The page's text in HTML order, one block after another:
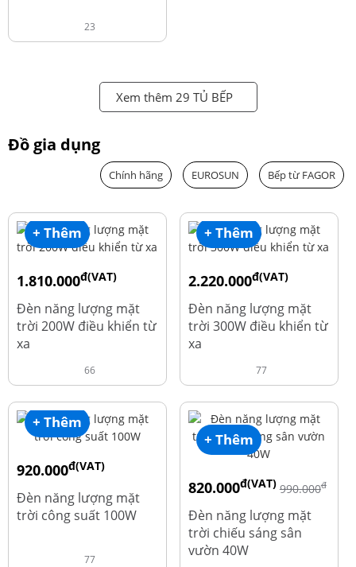
23
Xem thêm 29 TỦ BẾP
Đồ gia dụng
Chính hãng EUROSUN Bếp từ FAGOR
+ Thêm
1.810.000đ(VAT)
Đèn năng lượng mặt
trời 200W điều khiển từ
xa
66
+ Thêm
2.220.000đ(VAT)
Đèn năng lượng mặt
trời 300W điều khiển từ
xa
77
+ Thêm
920.000đ(VAT)
Đèn năng lượng mặt
trời công suất 100W
77
+ Thêm
820.000đ(VAT) 990.000đ
Đèn năng lượng mặt
trời chiếu sáng sân
vườn 40W